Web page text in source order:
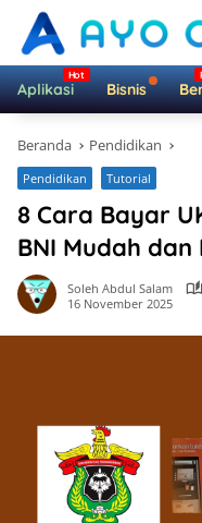
Langsung
konten
Aplikasi Bisnis
Beranda Pendidikan
Pendidikan Tutorial
8 Cara Bayar
BNI Mudah dan
Soleh Abdul Salam
16 November 2025